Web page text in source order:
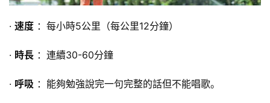
· 速度 ：每小時5公里（每公里12分鐘）
· 時長 ：連續30-60分鐘
· 呼吸 ：能夠勉強說完一句完整的話但不能唱歌。